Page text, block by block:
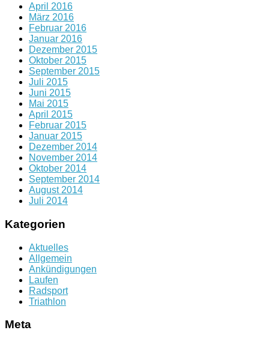
April 2016
März 2016
Februar 2016
Januar 2016
Dezember 2015
Oktober 2015
September 2015
Juli 2015
Juni 2015
Mai 2015
April 2015
Februar 2015
Januar 2015
Dezember 2014
November 2014
Oktober 2014
September 2014
August 2014
Juli 2014
Kategorien
Aktuelles
Allgemein
Ankündigungen
Laufen
Radsport
Triathlon
Meta